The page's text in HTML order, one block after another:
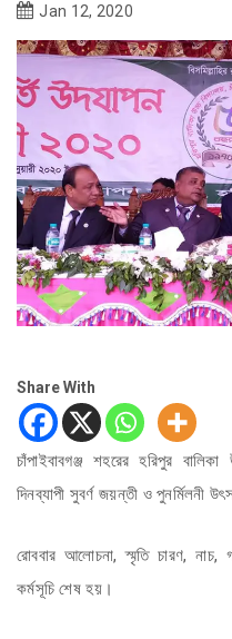
Jan 12, 2020
Share With
চাঁপাইবাবগঞ্জ শহরের হরিপুর
দিনব্যাপী সুবর্ণ জয়ন্তী ও পুনর্মিলনী
রোববার আলোচনা, স্মৃতি চারণ, নাচ,
কর্মসূচি শেষ হয়।